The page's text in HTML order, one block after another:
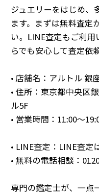
ジュエリーをはじめ、
ます。まずは無料査定
い。LINE査定もご利
らでも安心して査定依
• 店舗名：アルトル 銀
• 住所：東京都中央区
ル5F
• 営業時間：11:00～
• LINE査定： LINE査定
• 無料の電話相談：
専門の鑑定士が、一点